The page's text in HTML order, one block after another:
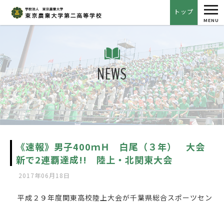
トップ
MENU
NEWS
《速報》男子400ｍＨ 白尾（３年） 大会
新で2連覇達成!! 陸上・北関東大会
2017年06月18日
平成２９年度関東高校陸上大会が千葉県総合スポーツセン